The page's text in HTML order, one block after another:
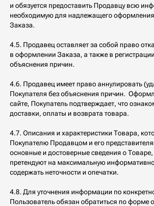
и обязуется предоставить Продавцу всю
необходимую для надлежащего
Заказа.
4.5. Продавец оставляет за собой право
в оформлении Заказа, а также в
объяснения причин.
4.6. Продавец имеет право аннулировать
Покупателя без объяснения причин.
сайте, Покупатель подтверждает, что
доставки, оплаты и возврата товара.
4.7. Описания и характеристики Товара,
Покупателю Продавцом и его
основные и достоверные сведения о
претендуют на максимальную
содержать неточности и опечатки.
4.8. Для уточнения информации по
Пользователь обязан обратиться по форме